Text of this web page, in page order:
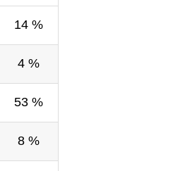
14 %
4 %
53 %
8 %